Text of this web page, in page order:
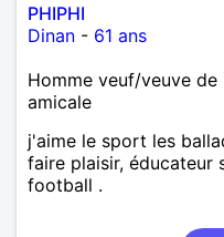
PHIPHI
Dinan - 61 ans
Homme veuf/veuve
amicale
j'aime le sport les
faire plaisir, éducateur
football .